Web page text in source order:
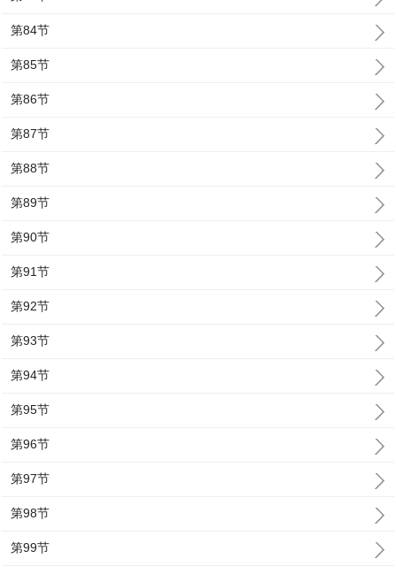
第84节
第85节
第86节
第87节
第88节
第89节
第90节
第91节
第92节
第93节
第94节
第95节
第96节
第97节
第98节
第99节